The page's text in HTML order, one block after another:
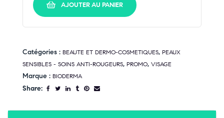
AJOUTER AU PANIER
Catégories : BEAUTE ET DERMO-COSMETIQUES, PEAUX
SENSIBLES - SOINS ANTI-ROUGEURS, PROMO, VISAGE
Marque : BIODERMA
Share: